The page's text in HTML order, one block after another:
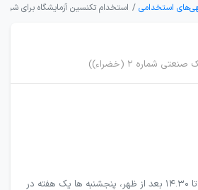
استخدامی استخدام تکنسین آزمایشگاه برای شرکت
شماره 2 (خضراء))
(شنبه تا چهارشنبه 6 صبح تا 14.30 بعد از ظهر، پنجشنبه ها یک هفته در